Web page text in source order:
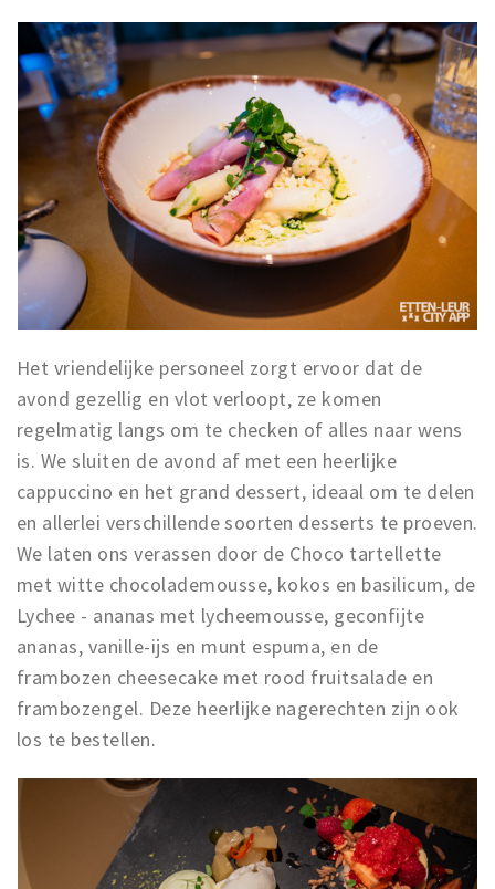
Het vriendelijke personeel zorgt ervoor dat de
avond gezellig en vlot verloopt, ze komen
regelmatig langs om te checken of alles naar wens
is. We sluiten de avond af met een heerlijke
cappuccino en het grand dessert, ideaal om te delen
en allerlei verschillende soorten desserts te proeven.
We laten ons verassen door de Choco tartellette
met witte chocolademousse, kokos en basilicum, de
Lychee - ananas met lycheemousse, geconfijte
ananas, vanille-ijs en munt espuma, en de
frambozen cheesecake met rood fruitsalade en
frambozengel. Deze heerlijke nagerechten zijn ook
los te bestellen.